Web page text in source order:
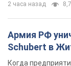
2 часа назад
Армия РФ
Schubert в
Когда